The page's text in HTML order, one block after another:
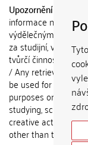
Upozornění / Notice:
informace
výdělečným
za studijní,
tvůrčí činnost jiné
/ Any retrieved
be used for any
purposes or
studying, scientific
creative activities of
other than the author.